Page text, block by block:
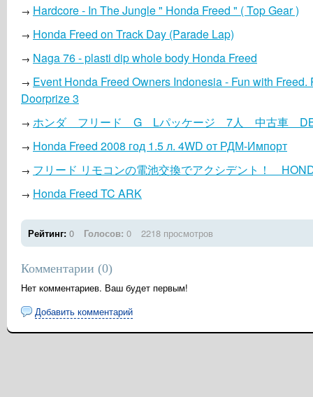
→ Hardcore - In The Jungle " Honda Freed " ( Top Gear )
→ Honda Freed on Track Day (Parade Lap)
→ Naga 76 - plasti dip whole body Honda Freed
→ Event Honda Freed Owners Indonesia - Fun with
Doorprize 3
→ ホンダ フリード G Lパッケージ 7人 中古車
→ Honda Freed 2008 год 1.5 л. 4WD от РДМ-Импорт
→ フリード リモコンの電池交換でアクシデント！
→ Honda Freed TC ARK
Рейтинг: 0 Голосов: 0 2218 просмотров
Комментарии (0)
Нет комментариев. Ваш будет первым!
Добавить комментарий